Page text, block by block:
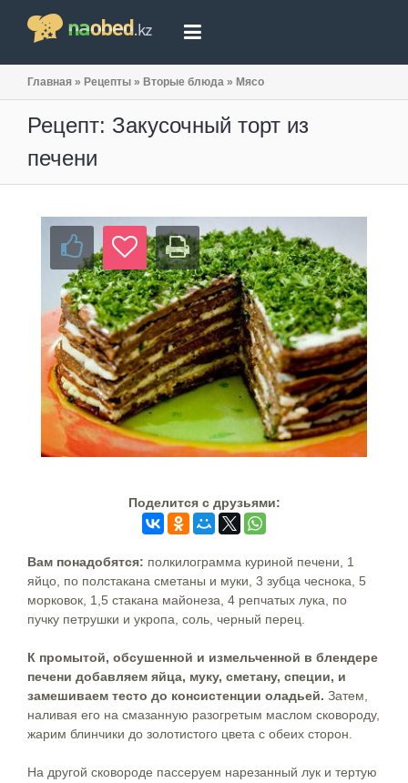
Главная » Рецепты » Вторые блюда » Мясо
Рецепт: Закусочный торт из
печени
Поделится c друзьями:
Вам понадобятся: полкилограмма куриной печени, 1
яйцо, по полстакана сметаны и муки, 3 зубца чеснока, 5
морковок, 1,5 стакана майонеза, 4 репчатых лука, по
пучку петрушки и укропа, соль, черный перец.
К промытой, обсушенной и измельченной в блендере
печени добавляем яйца, муку, сметану, специи, и
замешиваем тесто до консистенции оладьей. Затем,
наливая его на смазанную разогретым маслом сковороду,
жарим блинчики до золотистого цвета с обеих сторон.
На другой сковороде пассеруем нарезанный лук и тертую